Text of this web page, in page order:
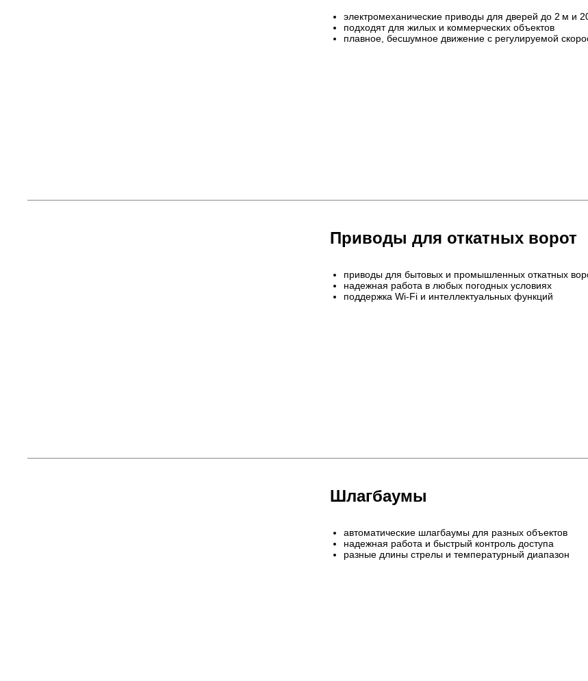
электромеханические приводы для дверей до 2 м и
подходят для жилых и коммерческих объектов
плавное, бесшумное движение с регулируемой
Приводы для откатных ворот
приводы для бытовых и промышленных откатных
надежная работа в любых погодных условиях
поддержка Wi‑Fi и интеллектуальных функций
Шлагбаумы
автоматические шлагбаумы для разных объектов
надежная работа и быстрый контроль доступа
разные длины стрелы и температурный диапазон